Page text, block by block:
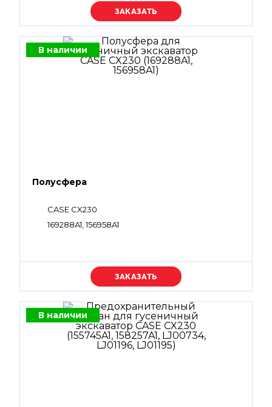
Уточняйте цену
В наличии
Полусфера
CASE CX230
169288A1, 156958A1
Уточняйте цену
В наличии